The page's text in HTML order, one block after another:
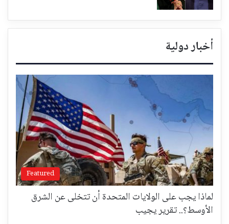
أخبار دولية
Featured
لماذا يجب على الولايات المتحدة أن تتخلى عن الشرق
الأوسط؟.. تقرير يجيب